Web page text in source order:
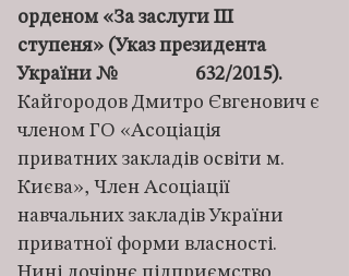
орденом «За заслуги ІІІ
ступеня» (Указ президента
України № 632/2015).
Кайгородов Дмитро Євгенович є
членом ГО «Асоціація
приватних закладів освіти м.
Києва», Член Асоціації
навчальних закладів України
приватної форми власності.